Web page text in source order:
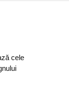
cele